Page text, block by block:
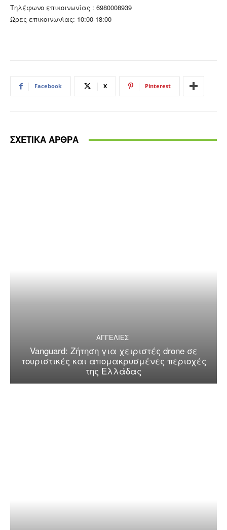
Τηλέφωνο επικοινωνίας : 6980008939
Ώρες επικοινωνίας: 10:00-18:00
Facebook X Pinterest
ΣΧΕΤΙΚΑ ΑΡΘΡΑ
ΑΓΓΕΛΙΕΣ
Vanguard: Ζήτηση για χειριστές drone σε
τουριστικές και απομακρυσμένες περιοχές
της Ελλάδας